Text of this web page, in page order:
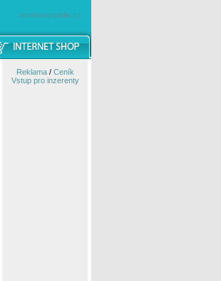
windowsmobile.cz
Reklama/ Ceník
Vstup pro inzerenty